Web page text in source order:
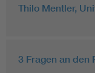
Thilo Mentler,
3 Fragen an den